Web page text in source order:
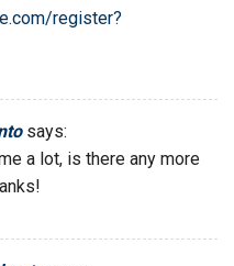
register?
says:
a lot, is there any more